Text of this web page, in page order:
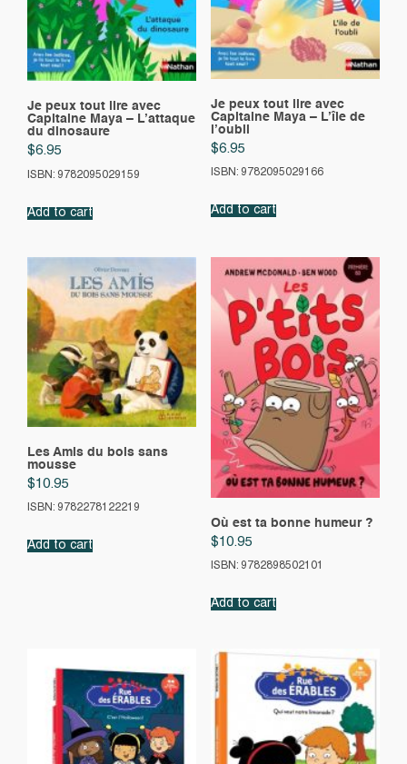
Je peux tout lire avec
Capitaine Maya – L’attaque
du dinosaure
$6.95
ISBN: 9782095029159
Add to cart
Je peux tout lire avec
Capitaine Maya – L’île de
l’oubli
$6.95
ISBN: 9782095029166
Add to cart
Les Amis du bois sans
mousse
$10.95
ISBN: 9782278122219
Add to cart
Où est ta bonne humeur ?
$10.95
ISBN: 9782898502101
Add to cart